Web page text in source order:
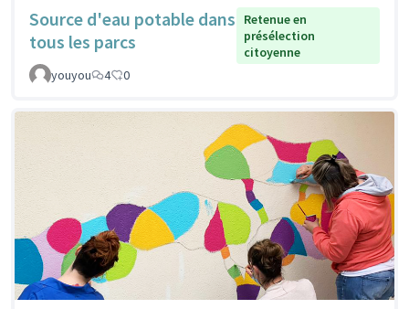
Source d'eau potable dans
tous les parcs
Retenue en
présélection
citoyenne
youyou
4 0